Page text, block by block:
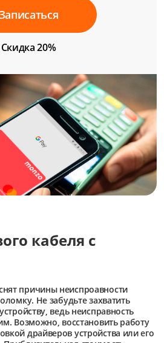
Скидка 20%
кабеля с
причины неиспроавности
Не забудьте захватить
ведь неисправность
Возможно, восстановить работу
драйверов устройства или его